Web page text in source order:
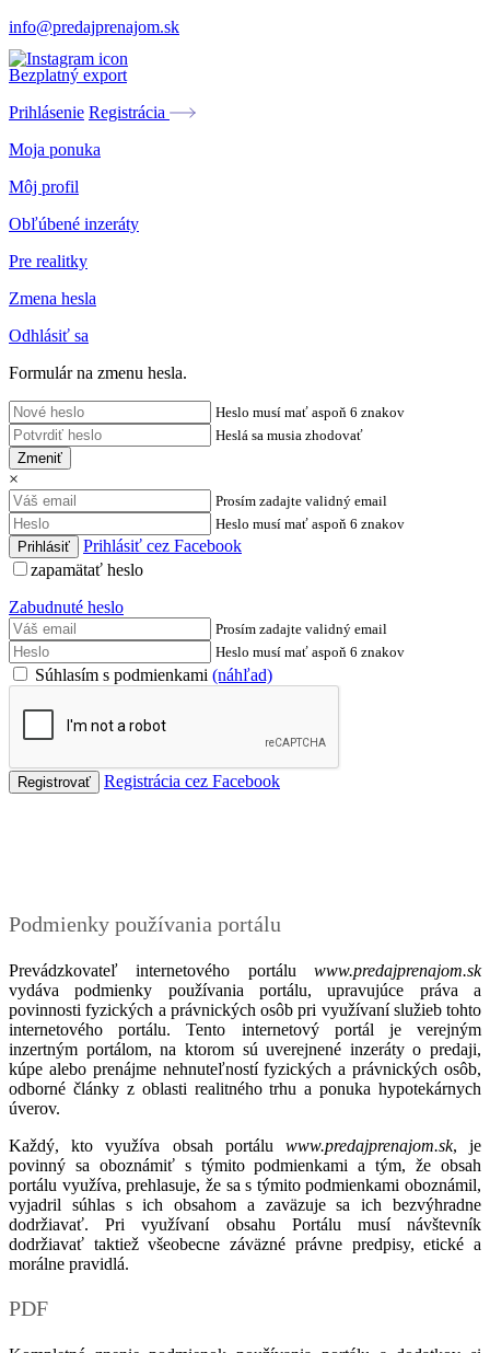
info@predajprenajom.sk
Bezplatný export
Prihlásenie Registrácia
Moja ponuka
Môj profil
Obľúbené inzeráty
Pre realitky
Zmena hesla
Odhlásiť sa
Formulár na zmenu hesla.
Heslo musí mať aspoň 6 znakov
Heslá sa musia zhodovať
Zmeniť
×
Prosím zadajte validný email
Heslo musí mať aspoň 6 znakov
Prihlásiť cez Facebook
zapamätať heslo
Zabudnuté heslo
Prosím zadajte validný email
Heslo musí mať aspoň 6 znakov
Súhlasím s podmienkami (náhľad)
Registrácia cez Facebook
Podmienky používania portálu
Prevádzkovateľ internetového portálu www.predajprenajom.sk
vydáva podmienky používania portálu, upravujúce práva a
povinnosti fyzických a právnických osôb pri využívaní služieb tohto
internetového portálu. Tento internetový portál je verejným
inzertným portálom, na ktorom sú uverejnené inzeráty o predaji,
kúpe alebo prenájme nehnuteľností fyzických a právnických osôb,
odborné články z oblasti realitného trhu a ponuka hypotekárnych
úverov.
Každý, kto využíva obsah portálu www.predajprenajom.sk, je
povinný sa oboznámiť s týmito podmienkami a tým, že obsah
portálu využíva, prehlasuje, že sa s týmito podmienkami oboznámil,
vyjadril súhlas s ich obsahom a zaväzuje sa ich bezvýhradne
dodržiavať. Pri využívaní obsahu Portálu musí návštevník
dodržiavať taktiež všeobecne záväzné právne predpisy, etické a
morálne pravidlá.
PDF